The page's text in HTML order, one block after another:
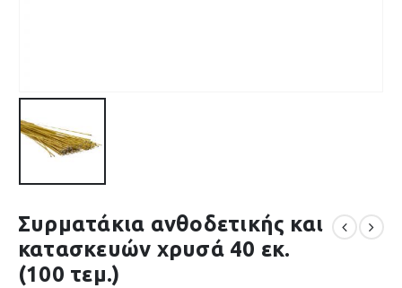
Συρματάκια ανθοδετικής και
κατασκευών χρυσά 40 εκ.
(100 τεμ.)